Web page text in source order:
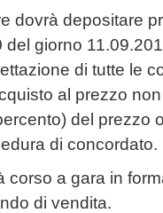
dovrà depositare
giorno
di tutte le
al prezzo
del prezzo
di concordato.
corso a gara in
di vendita.